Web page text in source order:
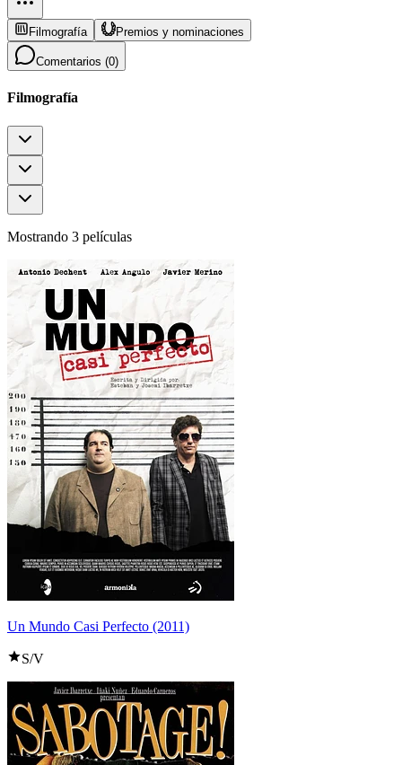
Filmografía Premios y nominaciones
Comentarios (0)
Filmografía
Mostrando 3 películas
Un Mundo Casi Perfecto (2011)
S/V